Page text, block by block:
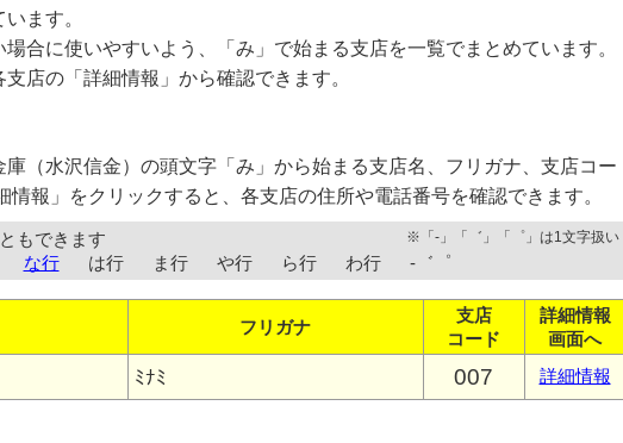
ます。
合に使いやすいよう、「み」で始まる支店を一覧でまとめています。
店の「詳細情報」から確認できます。
庫（水沢信金）の頭文字「み」から始まる支店名、フリガナ、支店コー
情報」をクリックすると、各支店の住所や電話番号を確認できます。
もできます ※「-」「゛」「゜」は1文字扱い
な行 は行 ま行 や行 ら行 わ行 -゛゜
フリガナ
支店
コード
詳細情報
画面へ
ﾐﾅﾐ 007 詳細情報